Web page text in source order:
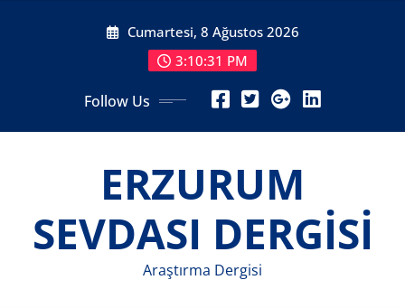
Cumartesi, 8 Ağustos 2026
3:10:32 PM
Follow Us
ERZURUM
SEVDASI DERGİSİ
Araştırma Dergisi